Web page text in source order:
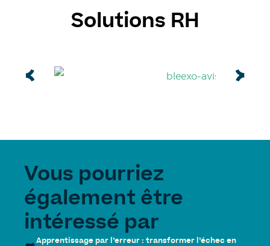
Solutions RH
Vous pourriez
également être
intéressé par
Apprentissage par l’erreur : transformer l’échec en